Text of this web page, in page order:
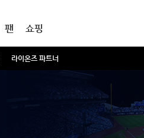
라이온즈 파트너
팬 쇼핑